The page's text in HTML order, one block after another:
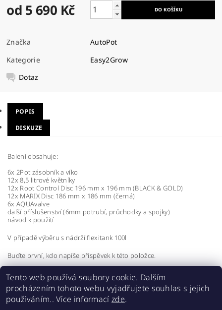
od 5 690 Kč
Značka
AutoPot
Kategorie
Easy2Grow
Dotaz
POPIS
DISKUZE
Balení obsahuje:
6x 2Pot zásobník a víko
12x 8,5 litrové květníky
12x Root Control Disc 196 mm x 196 mm (BLACK & GOLD)
12x MARIX Disc 186 mm x 186 mm (černá)
6x AQUAvalve
další příslušenství (6mm potrubí, průchodky a spojky)
návod k použití
V případě výběru s nádrží flexitank 100l
Buďte první, kdo napíše příspěvek k této položce.
Přidat komentář
Tento web používá soubory cookie. Dalším
procházením tohoto webu vyjadřujete souhlas s jejich
používáním.. Více informací zde.